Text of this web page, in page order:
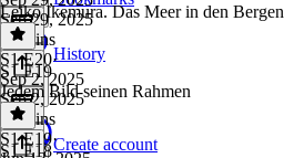
History
Create account
Sep 29, 2025
33 mins
Leiko Ikemura. Das Meer in den Bergen
S1 E20·
Sep 2, 2025
Sep 2, 2025
30 mins
S1 E19
Jedem Bild seinen Rahmen
S1 E19·
S1 E18